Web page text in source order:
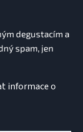
informace o